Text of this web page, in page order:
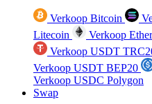
Verkoop Bitcoin
Litecoin
Verkoop
Verkoop USDT
Verkoop USDT BEP20
Verkoop USDC Polygon
Swap